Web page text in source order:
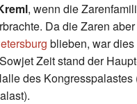
, wenn die
Da die Zaren
blieben, war
Zeit stand der
des Kongresspalastes